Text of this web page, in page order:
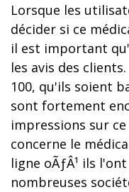
Lorsque les
décider si ce
il est important
les avis des
100, qu'ils soient
sont fortement
impressions sur
concerne le
ligne oÃƒÂ¹ ils
nombreuses